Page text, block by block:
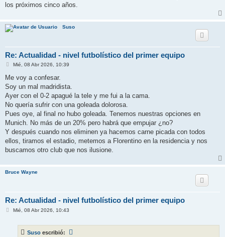
los próximos cinco años.
Suso
Re: Actualidad - nivel futbolístico del primer equipo
M
n
a
j
e
Mié, 08 Abr 2026, 10:39
Me voy a confesar.
Soy un mal madridista.
Ayer con el 0-2 apagué la tele y me fui a la cama.
No quería sufrir con una goleada dolorosa.
Pues oye, al final no hubo goleada. Tenemos nuestras opciones en
Munich. No más de un 20% pero habrá que empujar ¿no?
Y después cuando nos eliminen ya hacemos carne picada con todos
ellos, tiramos el estadio, metemos a Florentino en la residencia y nos
buscamos otro club que nos ilusione.
Bruce Wayne
Re: Actualidad - nivel futbolístico del primer equipo
MMié, 08 Abr 2026, 10:43
Suso escribió: